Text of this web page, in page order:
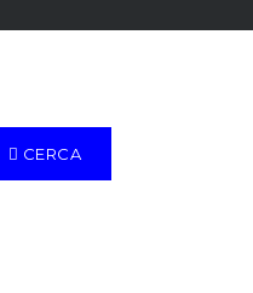
CERCA